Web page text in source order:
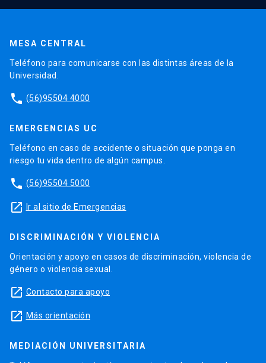
MESA CENTRAL
Teléfono para comunicarse con las distintas áreas de la
Universidad.
phone (56)95504 4000
EMERGENCIAS UC
Teléfono en caso de accidente o situación que ponga en
riesgo tu vida dentro de algún campus.
phone (56)95504 5000
launch Ir al sitio de Emergencias
DISCRIMINACIÓN Y VIOLENCIA
Orientación y apoyo en casos de discriminación, violencia de
género o violencia sexual.
launch Contacto para apoyo
launch Más orientación
MEDIACIÓN UNIVERSITARIA